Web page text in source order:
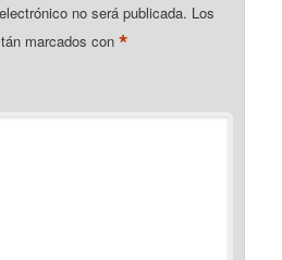
no será publicada. Los
marcados con*